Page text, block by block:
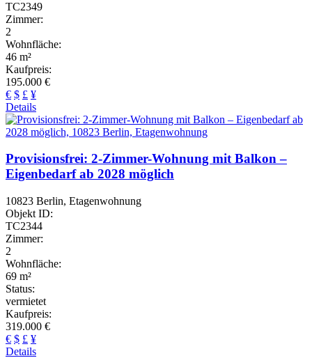
TC2349
Zimmer:
2
Wohnfläche:
46 m²
Kaufpreis:
195.000 €
€ $ £ ¥
Details
Provisionsfrei: 2-Zimmer-Wohnung mit Balkon –
Eigenbedarf ab 2028 möglich
10823 Berlin, Etagenwohnung
Objekt ID:
TC2344
Zimmer:
2
Wohnfläche:
69 m²
Status:
vermietet
Kaufpreis:
319.000 €
€ $ £ ¥
Details